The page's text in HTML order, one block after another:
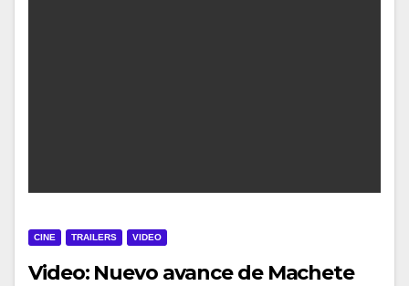
CINE TRAILERS VIDEO
Video: Nuevo avance de Machete